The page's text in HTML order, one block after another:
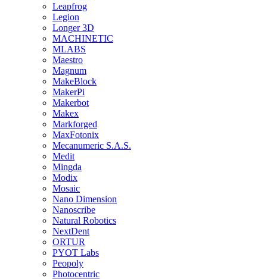
Leapfrog
Legion
Longer 3D
MACHINETIC
MLABS
Maestro
Magnum
MakeBlock
MakerPi
Makerbot
Makex
Markforged
MaxFotonix
Mecanumeric S.A.S.
Medit
Mingda
Modix
Mosaic
Nano Dimension
Nanoscribe
Natural Robotics
NextDent
ORTUR
PYOT Labs
Peopoly
Photocentric